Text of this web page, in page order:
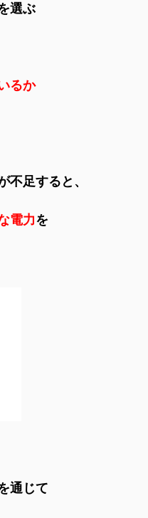
選ぶ
るか
不足すると、
電力を
通じて